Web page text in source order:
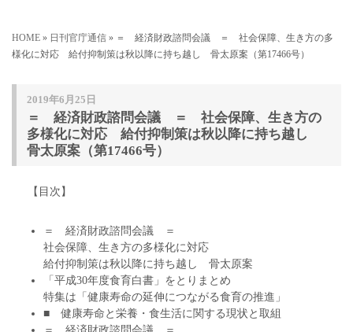
HOME » 日刊官庁通信 » ＝ 経済財政諮問会議 ＝ 社会保障、生き方の多
様化に対応 給付抑制策は秋以降に持ち越し 骨太原案（第17466号）
2019年6月25日
＝ 経済財政諮問会議 ＝ 社会保障、生き方の
多様化に対応 給付抑制策は秋以降に持ち越し
骨太原案（第17466号）
【目次】
＝ 経済財政諮問会議 ＝
社会保障、生き方の多様化に対応
給付抑制策は秋以降に持ち越し 骨太原案
「平成30年度食育白書」をとりまとめ
特集は「健康寿命の延伸につながる食育の推進」
■ 健康寿命と栄養・食生活に関する現状と取組